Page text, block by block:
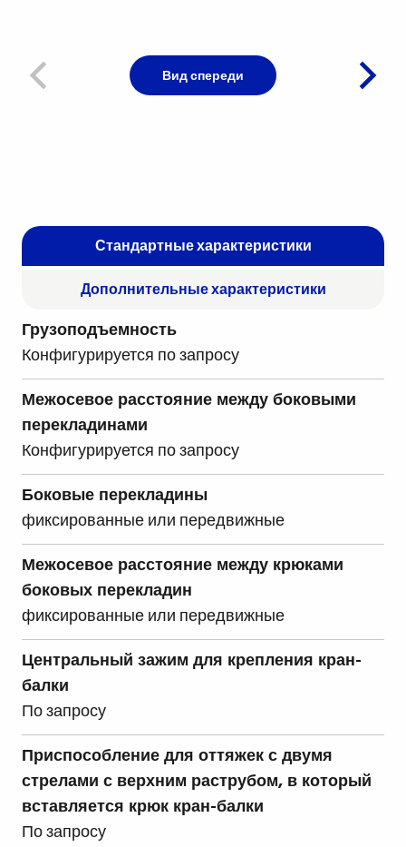
Вид спереди
Стандартные характеристики
Дополнительные характеристики
Грузоподъемность
Конфигурируется по запросу
Межосевое расстояние между боковыми
перекладинами
Конфигурируется по запросу
Боковые перекладины
фиксированные или передвижные
Межосевое расстояние между крюками
боковых перекладин
фиксированные или передвижные
Центральный зажим для крепления кран-
балки
По запросу
Приспособление для оттяжек с двумя
стрелами с верхним раструбом, в который
вставляется крюк кран-балки
По запросу